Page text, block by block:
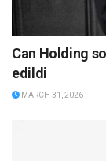
Can Holding
edildi
MARCH 31, 2026